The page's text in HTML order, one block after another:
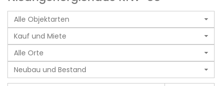
Alle Objektarten
Kauf und Miete
Alle Orte
Neubau und Bestand